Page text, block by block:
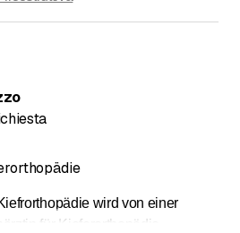
wird von einer
für Kieferorthopädie